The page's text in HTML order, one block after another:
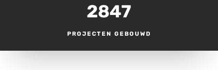
2847
PROJECTEN GEBOUWD